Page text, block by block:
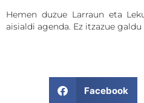
Hemen duzue Larraun eta
aisialdi agenda. Ez itzazue
Facebook